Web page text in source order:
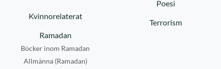
Poesi
Kvinnorelaterat
Terrorism
Ramadan
Böcker inom Ramadan
Allmänna (Ramadan)